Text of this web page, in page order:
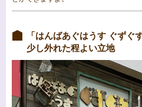
「はんばあぐはうす ぐずぐ
少し外れた程よい立地